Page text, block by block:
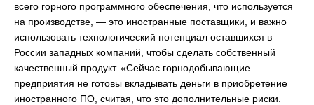
всего горного программного обеспечения, что используется
на производстве, — это иностранные поставщики, и важно
использовать технологический потенциал оставшихся в
России западных компаний, чтобы сделать собственный
качественный продукт. «Сейчас горнодобывающие
предприятия не готовы вкладывать деньги в приобретение
иностранного ПО, считая, что это дополнительные риски.